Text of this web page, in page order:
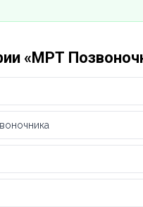
«МРТ